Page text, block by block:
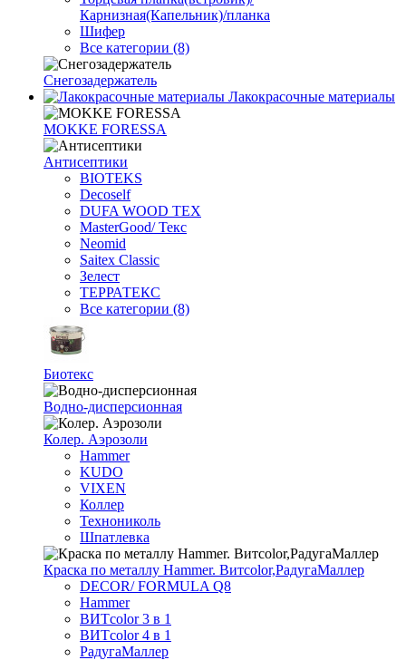
Карнизная(Капельник)/планка
Шифер
Все категории (8)
Снегозадержатель
Лакокрасочные материалы
MOKKE FORESSA
Антисептики
BIOTEKS
Decoself
DUFA WOOD TEX
MasterGood/ Текс
Neomid
Saitex Classic
Зелест
ТЕРРАТЕКС
Все категории (8)
Биотекс
Водно-дисперсионная
Колер. Аэрозоли
Hammer
KUDO
VIXEN
Коллер
Технониколь
Шпатлевка
Краска по металлу Hammer. Витcolor,РадугаМаллер
DECOR/ FORMULA Q8
Hammer
ВИТcolor 3 в 1
ВИТcolor 4 в 1
РадугаМаллер